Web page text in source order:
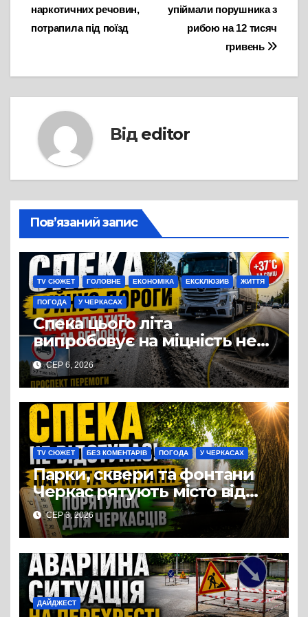
упіймали порушника з
рибою на 12 тисяч
гривень
наркотичних речовин,
потрапила під поїзд
Від editor
Пов’язаний запис
TV СЮЖЕТ ГОЛОВНЕ ЕКОНОМІКА ЕКСКЛЮЗИВ ЖИТТЯ
ПОГОДА У ЧЕРКАСАХ
Спека цього літа
випробовує на міцність не
лише людей, а й дороги
Черкас
СЕР 6, 2026
TV СЮЖЕТ БЕЗ КОМЕНТАРІВ ПОГОДА У ЧЕРКАСАХ
Парки, сквери та фонтани
Черкас рятують місто від
пекельної серпневої спеки
СЕР 3, 2026
ДАЙДЖЕСТ